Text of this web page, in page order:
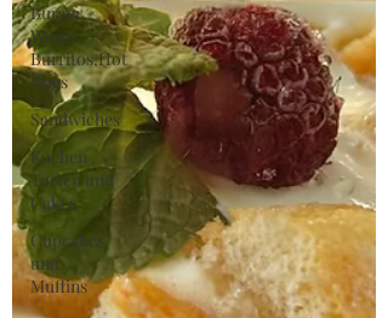
Burger,
Wraps,
Burritos,Hot
Dogs
Sandwiches
Kuchen ,
Torten und
Cakes
Cupcakes
und
Muffins